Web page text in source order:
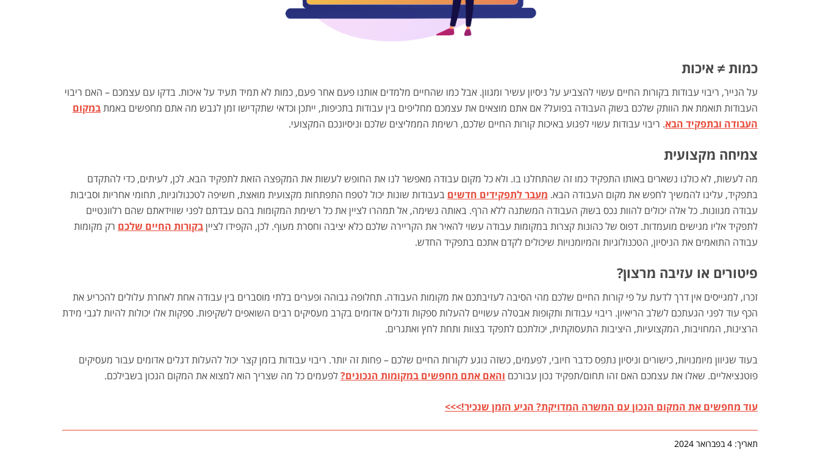
כמות ≠ איכות
על הנייר, ריבוי עבודות בקורות החיים עשוי להצביע על ניסיון עשיר ומגוון. אבל כמו שהחיים מלמדים אותנו פעם אחר פעם, כמות לא תמיד תעיד על איכות. בדקו עם עצמכם – האם ריבוי
העבודות תואמת את הוותק שלכם בשוק העבודה בפועל? אם אתם מוצאים את עצמכם מחליפים בין עבודות בתכיפות, ייתכן וכדאי שתקדישו זמן לגבש מה אתם מחפשים באמתבמקום
העבודה ובתפקיד הבא. ריבוי עבודות עשוי לפגוע באיכות קורות החיים שלכם, רשימת הממליצים שלכם וניסיונכם המקצועי.
צמיחה מקצועית
מה לעשות, לא כולנו נשארים באותו התפקיד כמו זה שהתחלנו בו. ולא כל מקום עבודה מאפשר לנו את החופש לעשות את המקפצה הזאת לתפקיד הבא. לכן, לעיתים, כדי להתקדם
בתפקיד, עלינו להמשיך לחפש את מקום העבודה הבא. מעבר לתפקידים חדשים בעבודות שונות יכול לטפח התפתחות מקצועית מואצת, חשיפה לטכנולוגיות, תחומי אחריות וסביבות
עבודה מגוונות. כל אלה יכולים להוות נכס בשוק העבודה המשתנה ללא הרף. באותה נשימה, אל תמהרו לציין את כל רשימת המקומות בהם עבדתם לפני שווידאתם שהם רלוונטיים
לתפקיד אליו מגישים מועמדות. דפוס של כהונות קצרות במקומות עבודה עשוי להאיר את הקריירה שלכם כלא יציבה וחסרת מעוף. לכן, הקפידו לצייןבקורות החיים שלכם רק מקומות
עבודה התואמים את הניסיון, הטכנולוגיות והמיומנויות שיכולים לקדם אתכם בתפקיד החדש.
פיטורים או עזיבה מרצון?
זכרו, למגייסים אין דרך לדעת על פי קורות החיים שלכם מהי הסיבה לעזיבתכם את מקומות העבודה. תחלופה גבוהה ופערים בלתי מוסברים בין עבודה אחת לאחרת עלולים להכריע את
הכף עוד לפני הגעתכם לשלב הריאיון. ריבוי עבודות ותקופות אבטלה עשויים להעלות ספקות ודגלים אדומים בקרב מעסיקים רבים השואפים לשקיפות. ספקות אלו יכולות להיות לגבי מידת
הרצינות, המחויבות, המקצועיות, היציבות התעסוקתית, יכולתכם לתפקד בצוות ותחת לחץ ואתגרים.
בעוד שגיוון מיומנויות, כישורים וניסיון נתפס כדבר חיובי, לפעמים, כשזה נוגע לקורות החיים שלכם – פחות זה יותר. ריבוי עבודות בזמן קצר יכול להעלות דגלים אדומים עבור מעסיקים
פוטנציאליים. שאלו את עצמכם האם זהו תחום/תפקיד נכון עבורכם והאם אתם מחפשים במקומות הנכונים?לפעמים כל מה שצריך הוא למצוא את המקום הנכון בשבילכם.
עוד מחפשים את המקום הנכון עם המשרה המדויקת? הגיע הזמן שנכיר!>>>
תאריך: 4 בפברואר 2024